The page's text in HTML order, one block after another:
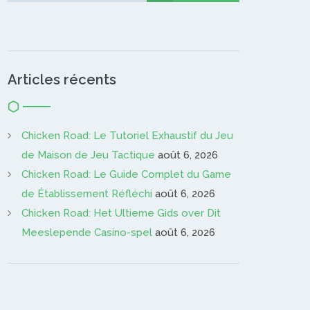
Articles récents
Chicken Road: Le Tutoriel Exhaustif du Jeu
de Maison de Jeu Tactique août 6, 2026
Chicken Road: Le Guide Complet du Game
de Établissement Réfléchi août 6, 2026
Chicken Road: Het Ultieme Gids over Dit
Meeslepende Casino-spel août 6, 2026